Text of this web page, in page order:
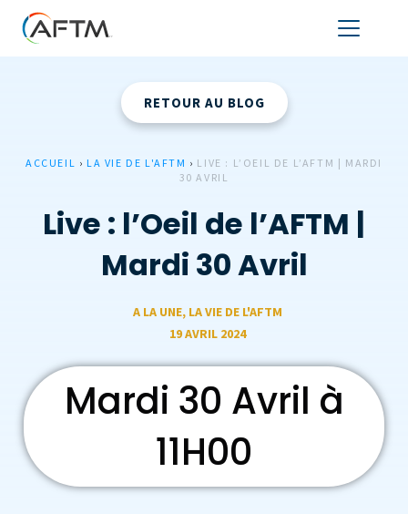
RETOUR AU BLOG
ACCUEIL › LA VIE DE L'AFTM › LIVE : L’OEIL DE L’AFTM | MARDI
30 AVRIL
Live : l’Oeil de l’AFTM |
Mardi 30 Avril
A LA UNE, LA VIE DE L'AFTM
19 AVRIL 2024
Mardi 30 Avril à
11H00